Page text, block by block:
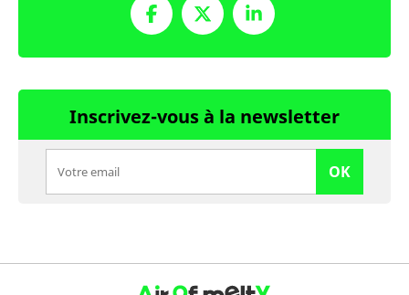
Inscrivez-vous à la newsletter
OK